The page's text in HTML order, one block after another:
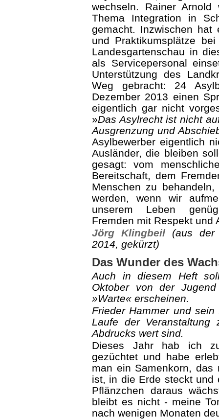
wechseln. Rainer
Thema Integration in
gemacht. Inzwischen hat
und Praktikumsplätze
Landesgartenschau in
als Servicepersonal
Unterstützung des
Weg gebracht: 24
Dezember 2013 einen
eigentlich gar nicht
»Das Asylrecht ist nicht
Ausgrenzung und
Asylbewerber eigentlich
Ausländer, die bleiben
gesagt: vom
Bereitschaft, dem
Menschen zu
werden, wenn wir
unserem Leben
Fremden mit Respekt und
Jörg Klingbeil (aus der
2014, gekürzt)
Das Wunder des
Auch in diesem Heft
Oktober von der
»Warte« erscheinen.
Frieder Hammer und
Laufe der
Abdrucks wert sind.
Dieses Jahr hab ich
gezüchtet und habe
man ein Samenkorn,
ist, in die Erde steckt und
Pflänzchen daraus
bleibt es nicht - meine
nach wenigen Monaten